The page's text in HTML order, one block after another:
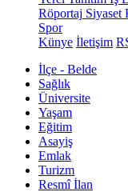
Röportaj Siyaset
Spor
Künye İletişim
İlçe - Belde
Sağlık
Üniversite
Yaşam
Eğitim
Asayiş
Emlak
Turizm
Resmî İlan